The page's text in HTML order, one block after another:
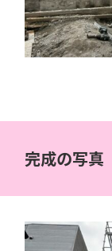
完成の写真